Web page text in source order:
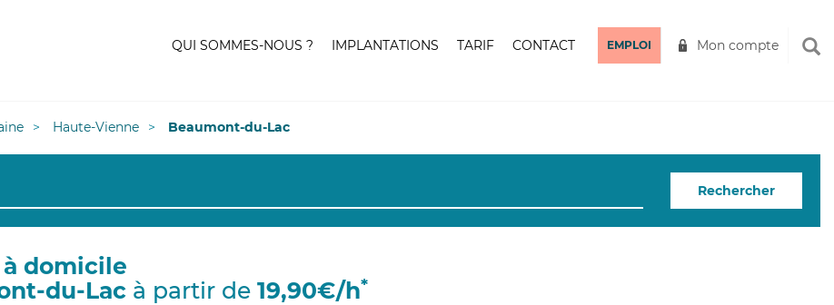
QUI SOMMES-NOUS ? IMPLANTATIONS TARIF CONTACT EMPLOI Mon compte
Haute-Vienne Beaumont-du-Lac
Rechercher
domicile
du-Lacà partir de 19,90€/h*